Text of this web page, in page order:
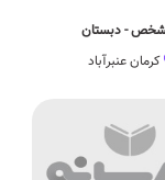
- دبستان
کرمان عنبرآباد